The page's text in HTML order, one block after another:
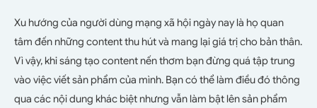
Xu hướng của người dùng mạng xã hội ngày nay là họ quan
tâm đến những content thu hút và mang lại giá trị cho bản thân.
Vì vậy, khi sáng tạo content nến thơm bạn đừng quá tập trung
vào việc viết sản phẩm của mình. Bạn có thể làm điều đó thông
qua các nội dung khác biệt nhưng vẫn làm bật lên sản phẩm